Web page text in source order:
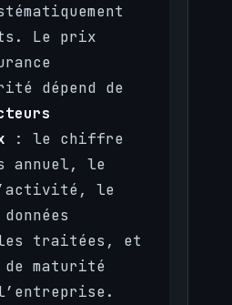
Le prix
dépend de
: le chiffre
annuel, le
le
traitées, et
maturité